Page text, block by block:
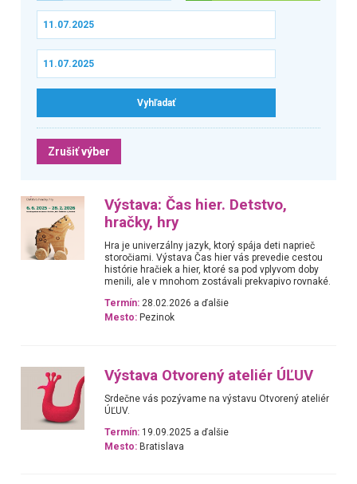
Zrušiť výber
Výstava: Čas hier. Detstvo,
hračky, hry
Hra je univerzálny jazyk, ktorý spája deti naprieč
storočiami. Výstava Čas hier vás prevedie cestou
histórie hračiek a hier, ktoré sa pod vplyvom doby
menili, ale v mnohom zostávali prekvapivo rovnaké.
Termín: 28.02.2026 a ďalšie
Mesto: Pezinok
Výstava Otvorený ateliér ÚĽUV
Srdečne vás pozývame na výstavu Otvorený ateliér
ÚĽUV.
Termín: 19.09.2025 a ďalšie
Mesto: Bratislava